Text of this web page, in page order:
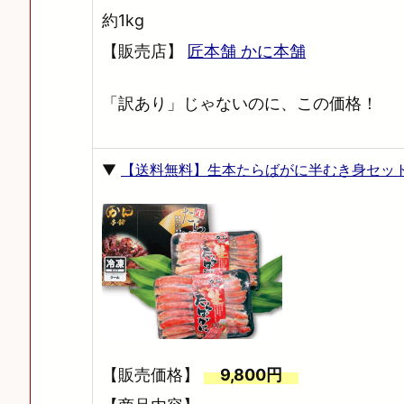
約1kg
【販売店】 匠本舗 かに本舗
「訳あり」じゃないのに、この価格！
▼ 【送料無料】生本たらばがに半むき身セッ
【販売価格】 9,800円